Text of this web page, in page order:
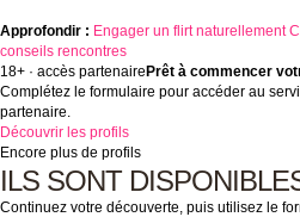
Approfondir : Engager un flirt naturellement
conseils rencontres
18+ · accès partenaire Prêt à commencer
Complétez le formulaire pour accéder au
partenaire.
Découvrir les profils
Encore plus de profils
ILS SONT
Continuez votre découverte, puis utilisez le